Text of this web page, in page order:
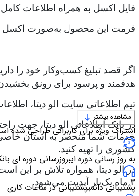
فایل اکسل به همراه اطلاعات کامل
فرمت این محصول به‌صورت اکسل
اگر قصد تبلیغ کسب‌وکار خود را
هدفمند و پرسود برای رونق بخشیدن
تیم اطلاعاتی سایت الو دیتا،
در بانک اطلاعاتی الو دیتا، جهت
خدمات شما منحصر به استان خاصی
کشوری را تهیه کنید.
در الو دیتا، همواره تلاش بر
۳ ماه یک‌بار آپدیت می‌شود.
مشاهده بیشتر
اشتراک ویژه برای کاربرانی طراحی شده
به روز رسانی دوره ایبروزرسانی دوره ای
پشتیبانی دائمیپشتیبانی در ساعات کاری